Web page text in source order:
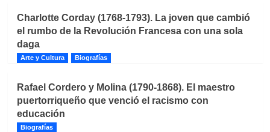
Charlotte Corday (1768-1793). La joven que cambió
el rumbo de la Revolución Francesa con una sola
daga
Arte y Cultura Biografías
Rafael Cordero y Molina (1790-1868). El maestro
puertorriqueño que venció el racismo con
educación
Biografías